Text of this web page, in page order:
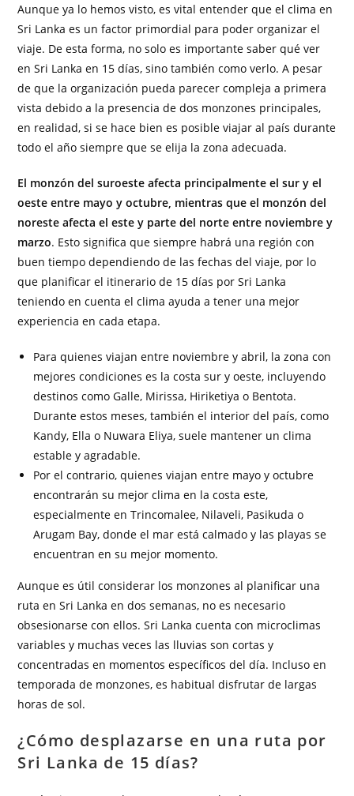
Aunque ya lo hemos visto, es vital entender que el clima en
Sri Lanka es un factor primordial para poder organizar el
viaje. De esta forma, no solo es importante saber qué ver
en Sri Lanka en 15 días, sino también como verlo. A pesar
de que la organización pueda parecer compleja a primera
vista debido a la presencia de dos monzones principales,
en realidad, si se hace bien es posible viajar al país durante
todo el año siempre que se elija la zona adecuada.
El monzón del suroeste afecta principalmente el sur y el
oeste entre mayo y octubre, mientras que el monzón del
noreste afecta el este y parte del norte entre noviembre y
marzo. Esto significa que siempre habrá una región con
buen tiempo dependiendo de las fechas del viaje, por lo
que planificar el itinerario de 15 días por Sri Lanka
teniendo en cuenta el clima ayuda a tener una mejor
experiencia en cada etapa.
Para quienes viajan entre noviembre y abril, la zona con
mejores condiciones es la costa sur y oeste, incluyendo
destinos como Galle, Mirissa, Hiriketiya o Bentota.
Durante estos meses, también el interior del país, como
Kandy, Ella o Nuwara Eliya, suele mantener un clima
estable y agradable.
Por el contrario, quienes viajan entre mayo y octubre
encontrarán su mejor clima en la costa este,
especialmente en Trincomalee, Nilaveli, Pasikuda o
Arugam Bay, donde el mar está calmado y las playas se
encuentran en su mejor momento.
Aunque es útil considerar los monzones al planificar una
ruta en Sri Lanka en dos semanas, no es necesario
obsesionarse con ellos. Sri Lanka cuenta con microclimas
variables y muchas veces las lluvias son cortas y
concentradas en momentos específicos del día. Incluso en
temporada de monzones, es habitual disfrutar de largas
horas de sol.
¿Cómo desplazarse en una ruta por
Sri Lanka de 15 días?